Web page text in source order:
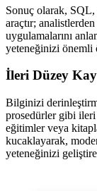
Sonuç olarak,
araçtır;
uygulamalarını
yeteneğinizi önemli
İleri Düzey
Bilginizi
prosedürler gibi
eğitimler veya
kucaklayarak,
yeteneğinizi